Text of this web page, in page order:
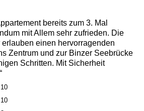
bereits zum 3. Mal
mit Allem sehr zufrieden. Die
einen hervorragenden
Zentrum und zur Binzer Seebrücke
Schritten. Mit Sicherheit